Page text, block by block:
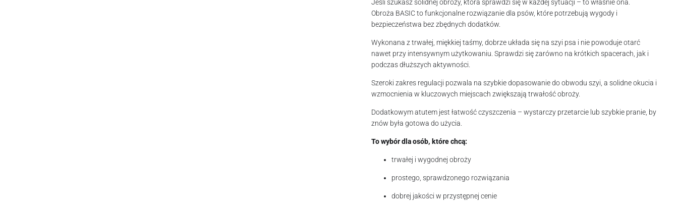
Jeśli szukasz solidnej obroży, która sprawdzi się w każdej sytuacji – to właśnie ona.
Obroża BASIC to funkcjonalne rozwiązanie dla psów, które potrzebują wygody i
bezpieczeństwa bez zbędnych dodatków.
Wykonana z trwałej, miękkiej taśmy, dobrze układa się na szyi psa i nie powoduje otarć
nawet przy intensywnym użytkowaniu. Sprawdzi się zarówno na krótkich spacerach, jak i
podczas dłuższych aktywności.
Szeroki zakres regulacji pozwala na szybkie dopasowanie do obwodu szyi, a solidne okucia i
wzmocnienia w kluczowych miejscach zwiększają trwałość obroży.
Dodatkowym atutem jest łatwość czyszczenia – wystarczy przetarcie lub szybkie pranie, by
znów była gotowa do użycia.
To wybór dla osób, które chcą:
trwałej i wygodnej obroży
prostego, sprawdzonego rozwiązania
dobrej jakości w przystępnej cenie